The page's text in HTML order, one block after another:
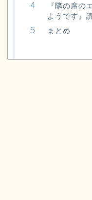
『隣の席の
ようです』
まとめ